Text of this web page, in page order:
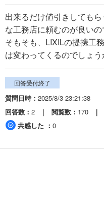
出来るだけ値引きしても
な工務店に頼むのが良いの
そもそも、LIXILの提携工
は変わってくるのでしょう
回答受付終了
質問日時
2025/8/3 23:21:38
回答数
2 閲覧数 170
共感した
0